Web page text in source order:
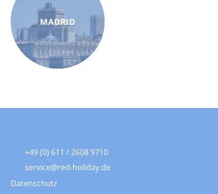
MADRID
+49 (0) 611 / 2608 9710
service@red-holiday.de
Datenschutz